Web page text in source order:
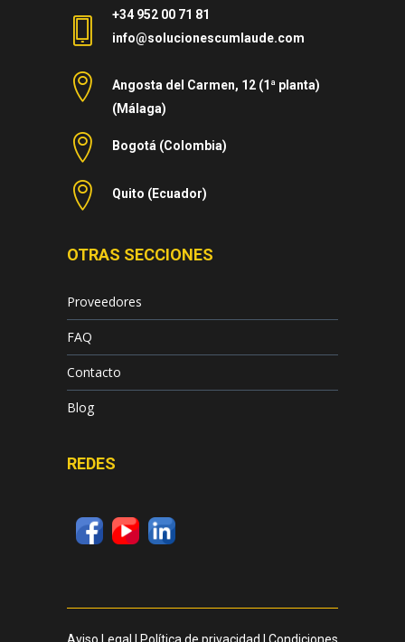
+34 952 00 71 81
info@solucionescumlaude.com
Angosta del Carmen, 12 (1ª planta)
(Málaga)
Bogotá (Colombia)
Quito (Ecuador)
OTRAS SECCIONES
Proveedores
FAQ
Contacto
Blog
REDES
Aviso Legal | Política de privacidad | Condiciones